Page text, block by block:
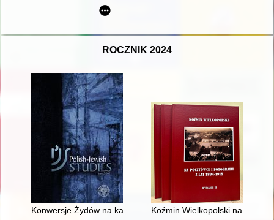
ROCZNIK 2024
Konwersje Żydów na katolicyzm w Generalnym
Koźmin Wielkopolski na